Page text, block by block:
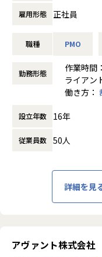
【業務の変更の範囲】
・要件定義～受入（
・顧客との要件／スコ
・関係部門／ベンダー
■このポジションの魅力
・上流工程から意思決定
・レガシー刷新ではな
当社は現在、事業拡大
模案件にて、
雇用形態 正社員
職種 PMO
勤務形態
作業時間
ライアン
働き方：
休憩時間
設立年数 16年
従業員数 50人
詳細を見
アヴァント株式会社